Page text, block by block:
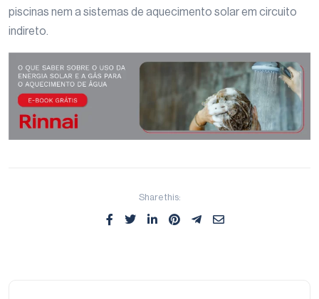
piscinas nem a sistemas de aquecimento solar em circuito
indireto.
Share this: